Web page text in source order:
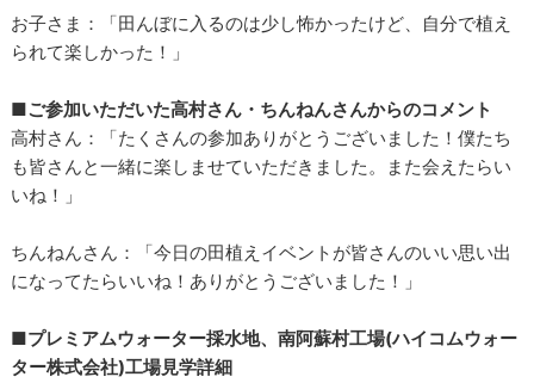
お子さま：「田んぼに入るのは少し怖かったけど、自分で植え
られて楽しかった！」
■ご参加いただいた高村さん・ちんねんさんからのコメント
高村さん：「たくさんの参加ありがとうございました！僕たち
も皆さんと一緒に楽しませていただきました。また会えたらい
いね！」
ちんねんさん：「今日の田植えイベントが皆さんのいい思い出
になってたらいいね！ありがとうございました！」
■プレミアムウォーター採水地、南阿蘇村工場(ハイコムウォー
ター株式会社)工場見学詳細